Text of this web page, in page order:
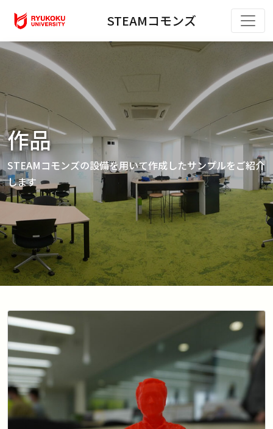
STEAMコモンズ
作品
STEAMコモンズの設備を用いて作成したサンプルをご紹介
します